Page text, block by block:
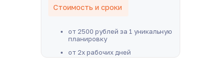
от 2х рабочих дней
от 2500 рублей за 1 уникальную
планировку
Стоимость и сроки